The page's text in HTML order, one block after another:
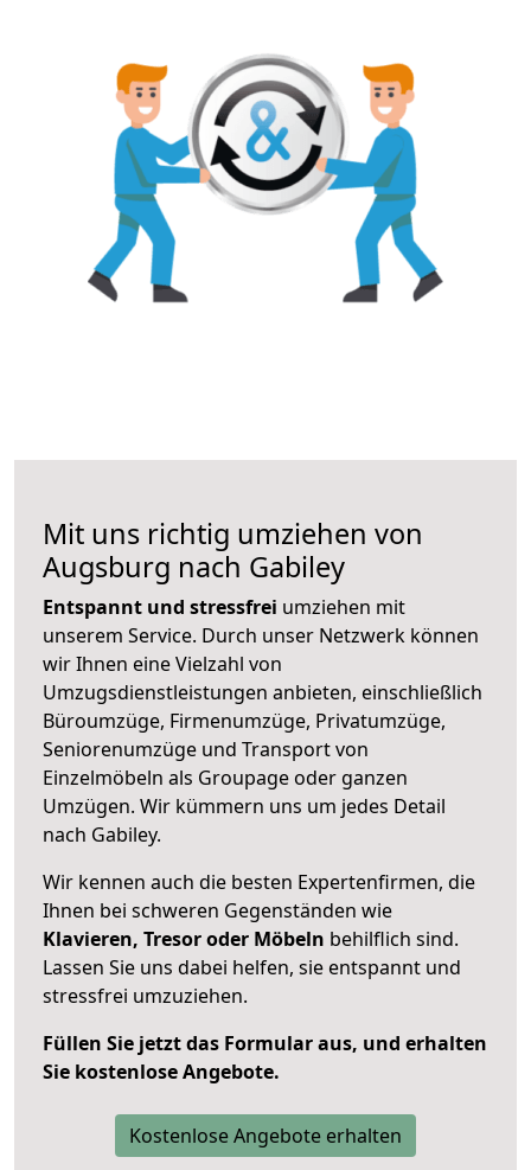
Mit uns richtig umziehen von
Augsburg nach Gabiley
Entspannt und stressfrei umziehen mit
unserem Service. Durch unser Netzwerk können
wir Ihnen eine Vielzahl von
Umzugsdienstleistungen anbieten, einschließlich
Büroumzüge, Firmenumzüge, Privatumzüge,
Seniorenumzüge und Transport von
Einzelmöbeln als Groupage oder ganzen
Umzügen. Wir kümmern uns um jedes Detail
nach Gabiley.
Wir kennen auch die besten Expertenfirmen, die
Ihnen bei schweren Gegenständen wie
Klavieren, Tresor oder Möbeln behilflich sind.
Lassen Sie uns dabei helfen, sie entspannt und
stressfrei umzuziehen.
Füllen Sie jetzt das Formular aus, und erhalten
Sie kostenlose Angebote.
Kostenlose Angebote erhalten